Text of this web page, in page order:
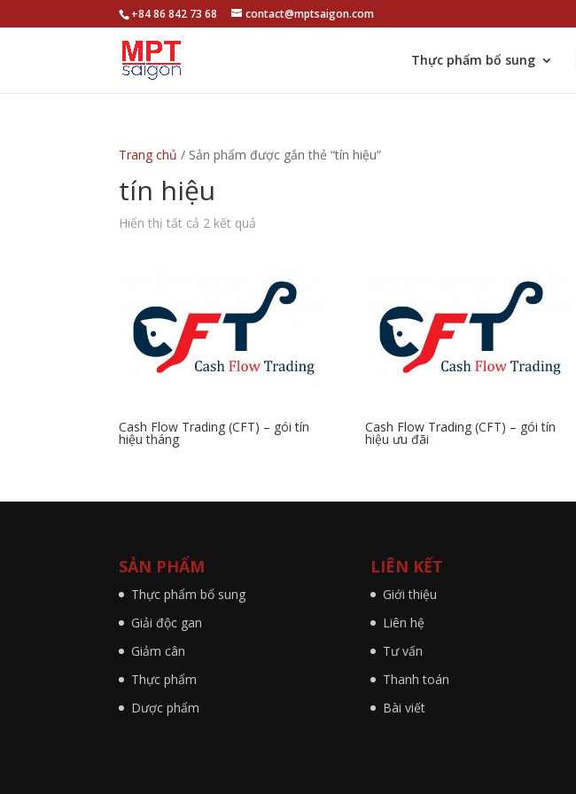
+84 86 842 73 68 contact@mptsaigon.com
Thực phẩm bổ sung
Trang chủ / Sản phẩm được gắn thẻ “tín hiệu”
tín hiệu
Hiển thị tất cả 2 kết quả
Cash Flow Trading (CFT) – gói tín
hiệu tháng
Cash Flow Trading (CFT) – gói tín
hiệu ưu đãi
SẢN PHẨM
Thực phẩm bổ sung
Giải độc gan
Giảm cân
Thực phẩm
Dược phẩm
LIÊN KẾT
Giới thiệu
Liên hệ
Tư vấn
Thanh toán
Bài viết